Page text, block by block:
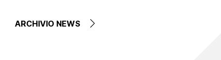
ARCHIVIO NEWS